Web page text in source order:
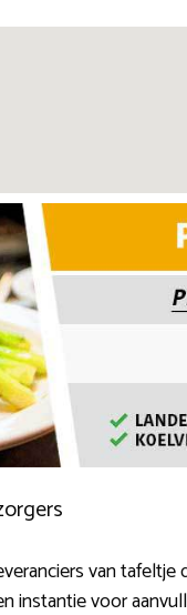
van
instantie voor